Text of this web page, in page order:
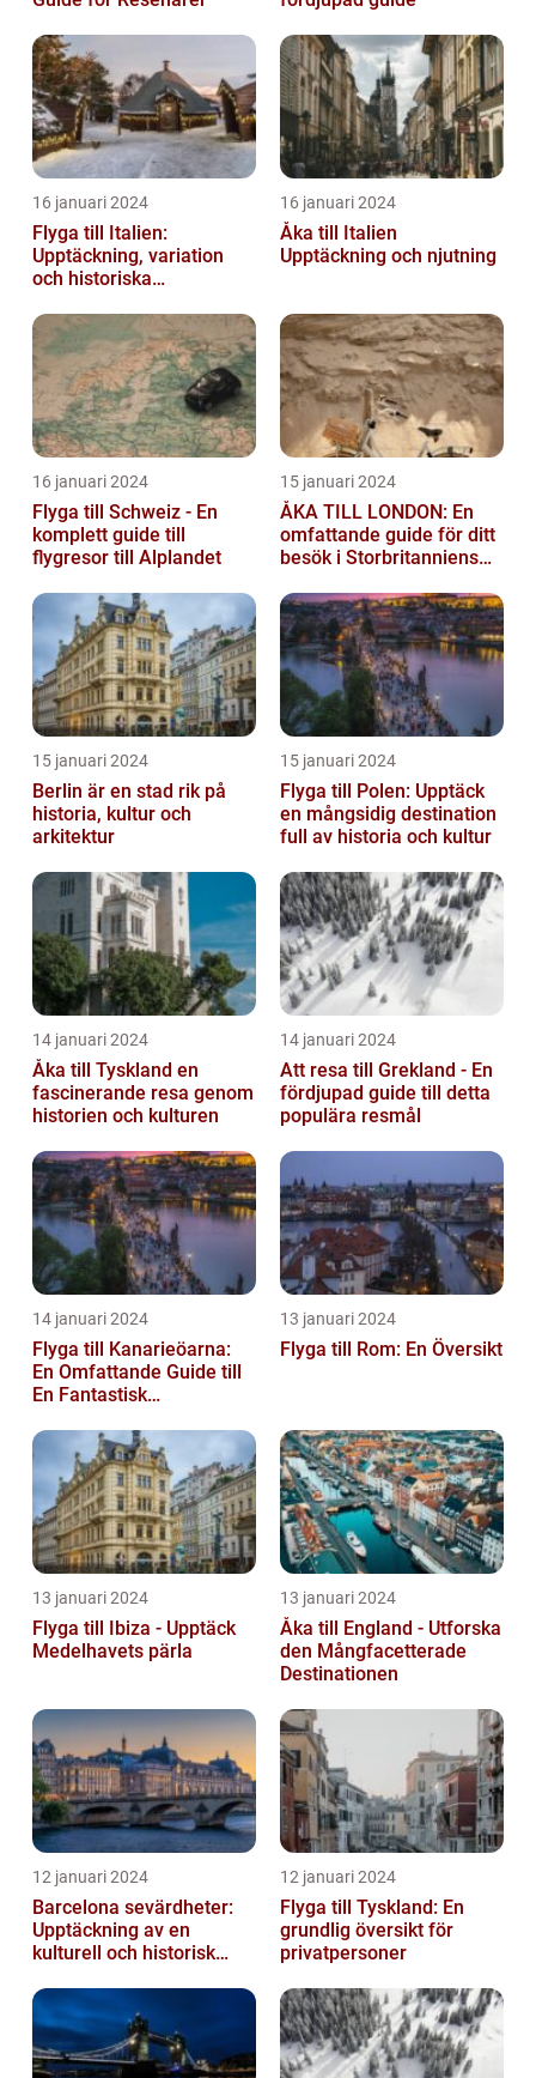
16 januari 2024
Flyga till Italien:
Upptäckning, variation
och historiska
16 januari 2024
Åka till Italien
Upptäckning och njutning
16 januari 2024
Flyga till Schweiz - En
komplett guide till
flygresor till Alplandet
15 januari 2024
ÅKA TILL LONDON: En
omfattande guide för ditt
besök i Storbritanniens
15 januari 2024
Berlin är en stad rik på
historia, kultur och
arkitektur
15 januari 2024
Flyga till Polen: Upptäck
en mångsidig destination
full av historia och kultur
14 januari 2024
Åka till Tyskland en
fascinerande resa genom
historien och kulturen
14 januari 2024
Att resa till Grekland - En
fördjupad guide till detta
populära resmål
14 januari 2024
Flyga till Kanarieöarna:
En Omfattande Guide till
En Fantastisk
13 januari 2024
Flyga till Rom: En Översikt
13 januari 2024
Flyga till Ibiza - Upptäck
Medelhavets pärla
13 januari 2024
Åka till England - Utforska
den Mångfacetterade
Destinationen
12 januari 2024
Barcelona sevärdheter:
Upptäckning av en
kulturell och historisk
12 januari 2024
Flyga till Tyskland: En
grundlig översikt för
privatpersoner